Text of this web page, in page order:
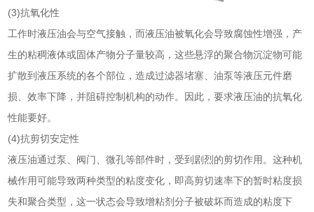
(3)抗氧化性
工作时液压油会与空气接触，而液压油被氧化会导致腐蚀性增强，产
生的粘稠液体或固体产物分子量较高，这些悬浮的聚合物沉淀物可能
扩散到液压系统的各个部位，造成过滤器堵塞、油泵等液压元件磨
损、效率下降，并阻碍控制机构的动作。因此，要求液压油的抗氧化
性能要好。
(4)抗剪切安定性
液压油通过泵、阀门、微孔等部件时，受到剧烈的剪切作用。这种机
械作用可能导致两种类型的粘度变化，即高剪切速率下的暂时粘度损
失和聚合类型，这一状态会导致增粘剂分子被破坏而造成的粘度下